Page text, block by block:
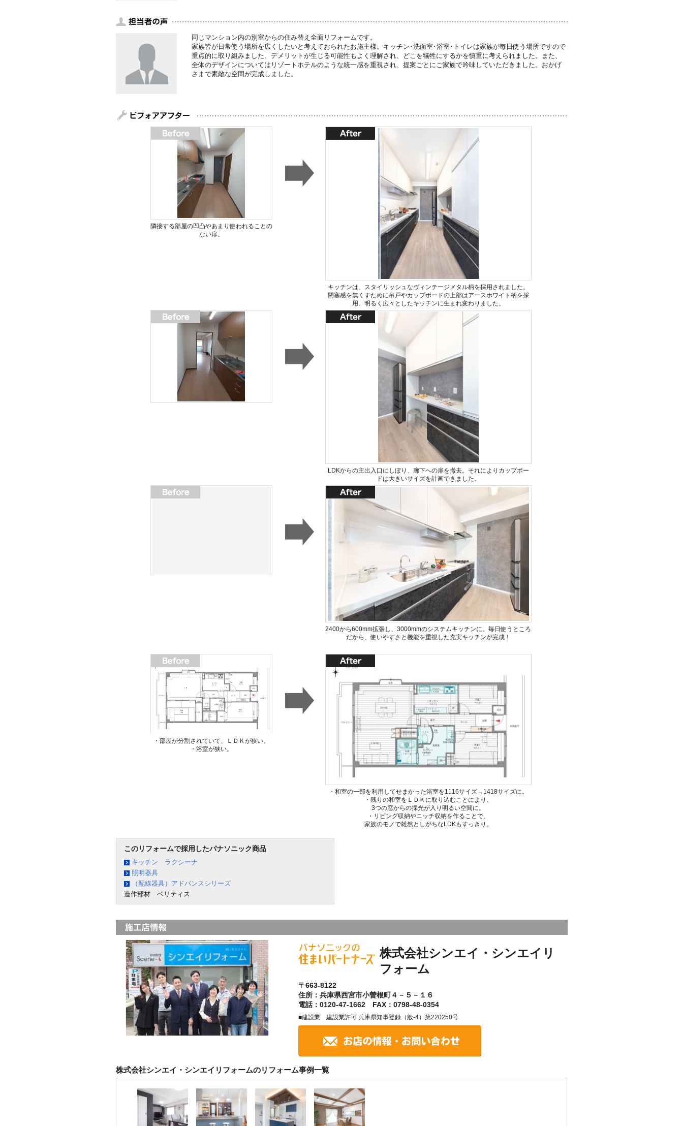
同じマンション内の別室からの住み替え全面リフォームです。
家族皆が日常使う場所を広くしたいと考えておられたお施主様。キッチン･洗面室･浴室･トイレは家族が毎日使う場所ですので
重点的に取り組みました。デメリットが生じる可能性もよく理解され、どこを犠牲にするかを慎重に考えられました。また、
全体のデザインについてはリゾートホテルのような統一感を重視され、提案ごとにご家族で吟味していただきました。おかげ
さまで素敵な空間が完成しました。
隣接する部屋の凹凸やあまり使われることの
ない扉。
キッチンは、スタイリッシュなヴィンテージメタル柄を採用されました。
閉塞感を無くすために吊戸やカップボードの上部はアースホワイト柄を採
用。明るく広々としたキッチンに生まれ変わりました。
LDKからの主出入口にしぼり、廊下への扉を撤去。それによりカップボー
ドは大きいサイズを計画できました。
2400から600mm拡張し、3000mmのシステムキッチンに。毎日使うところ
だから、使いやすさと機能を重視した充実キッチンが完成！
・部屋が分割されていて、ＬＤＫが狭い。
・浴室が狭い。
・和室の一部を利用してせまかった浴室を1116サイズ→1418サイズに。
・残りの和室をＬＤＫに取り込むことにより、
3つの窓からの採光が入り明るい空間に。
・リビング収納やニッチ収納を作ることで、
家族のモノで雑然としがちなLDKもすっきり。
このリフォームで採用したパナソニック商品
キッチン ラクシーナ
照明器具
（配線器具）アドバンスシリーズ
造作部材 ベリティス
株式会社シンエイ・シンエイリ
フォーム
〒663-8122
住所：兵庫県西宮市小曽根町４－５－１６
電話：0120-47-1662 FAX：0798-48-0354
■建設業 建設業許可 兵庫県知事登録（般-4）第220250号
株式会社シンエイ・シンエイリフォームのリフォーム事例一覧